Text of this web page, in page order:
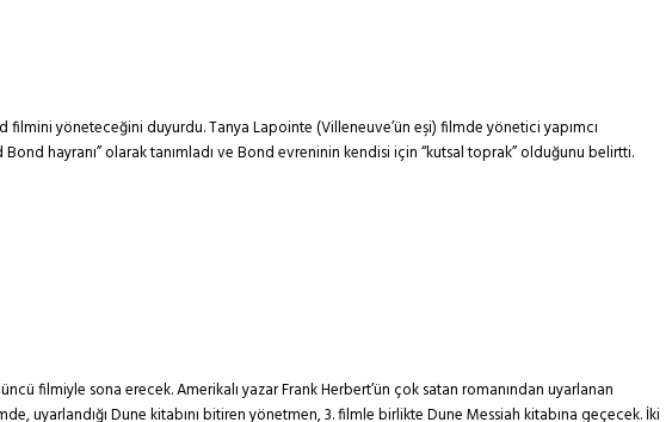
yöneteceğini duyurdu. Tanya Lapointe (Villeneuve’ün eşi) filmde yönetici yapımcı
hayranı” olarak tanımladı ve Bond evreninin kendisi için “kutsal toprak” olduğunu belirtti.
filmiyle sona erecek. Amerikalı yazar Frank Herbert’ün çok satan romanından uyarlanan
uyarlandığı Dune kitabını bitiren yönetmen, 3. filmle birlikte Dune Messiah kitabına geçecek. İki